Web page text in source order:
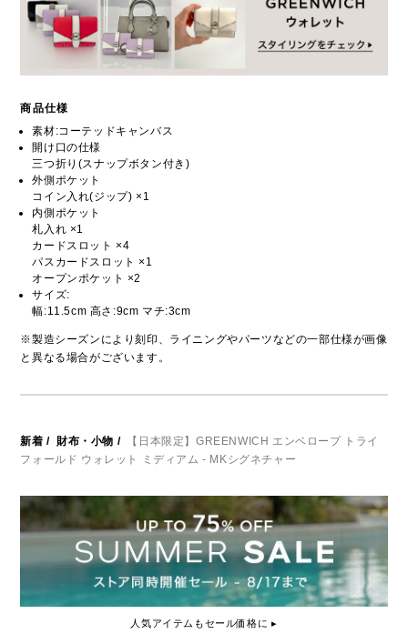
商品仕様
素材:コーテッドキャンバス
開け口の仕様
三つ折り(スナップボタン付き)
外側ポケット
コイン入れ(ジップ) ×1
内側ポケット
札入れ ×1
カードスロット ×4
パスカードスロット ×1
オープンポケット ×2
サイズ:
幅:11.5cm 高さ:9cm マチ:3cm
※製造シーズンにより刻印、ライニングやパーツなどの一部仕様が画像
と異なる場合がございます。
新着 / 財布・小物 /
【日本限定】GREENWICH エンベロープ トライ
フォールド ウォレット ミディアム - MKシグネチャー
人気アイテムもセール価格に ▸